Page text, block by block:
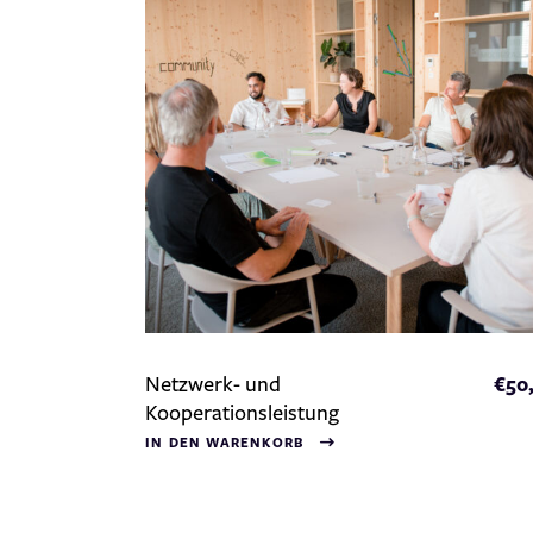
Netzwerk- und
Kooperationsleistung
€
IN DEN WARENKORB